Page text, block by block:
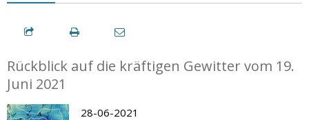
Rückblick auf die kräftigen Gewitter vom 19.
Juni 2021
28-06-2021